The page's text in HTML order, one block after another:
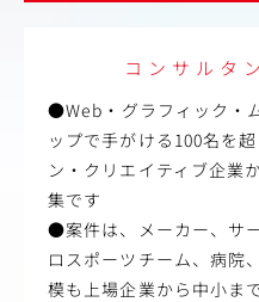
コンサルタ
●Web・グラフィック・
ップで手がける100名を
ン・クリエイティブ企業
集です
●案件は、メーカー、サ
ロスポーツチーム、病院
模も上場企業から中小ま